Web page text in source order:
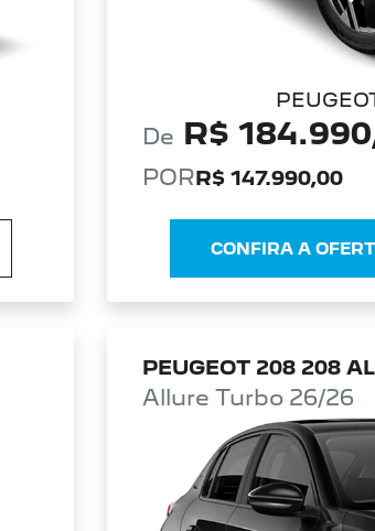
De R$
PORR$ 147.990,00
CONFIRA A
PEUGEOT 208 208
Allure Turbo 26/26